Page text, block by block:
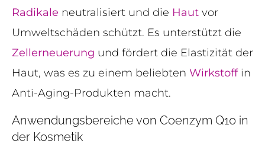
Radikale neutralisiert und die Haut vor
Umweltschäden schützt. Es unterstützt die
Zellerneuerung und fördert die Elastizität der
Haut, was es zu einem beliebten Wirkstoffin
Anti-Aging-Produkten macht.
Anwendungsbereiche von Coenzym Q10 in
der Kosmetik